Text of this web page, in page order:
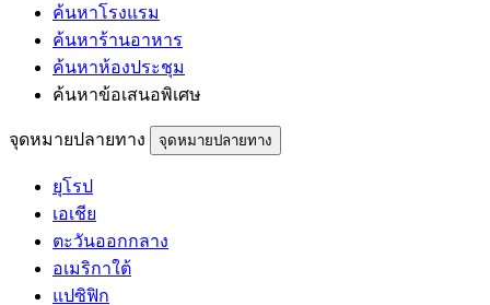
ค้นหาโรงแรม
ค้นหาร้านอาหาร
ค้นหาห้องประชุม
ค้นหาข้อเสนอพิเศษ
จุดหมายปลายทาง จุดหมายปลายทาง
ยุโรป
เอเชีย
ตะวันออกกลาง
อเมริกาใต้
แปซิฟิก